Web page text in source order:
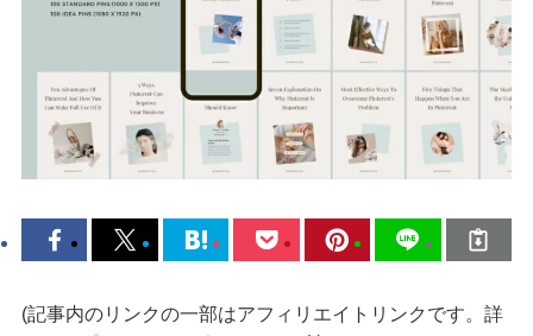
(記事内のリンクの一部はアフィリエイトリンクです。詳